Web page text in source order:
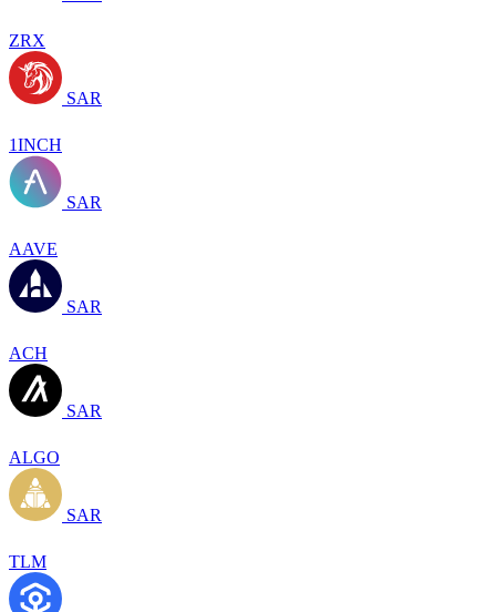
ZRX
SAR
1INCH
SAR
AAVE
SAR
ACH
SAR
ALGO
SAR
TLM